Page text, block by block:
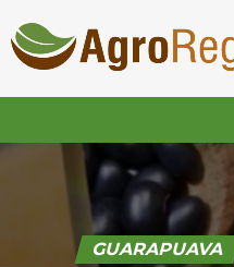
GUARAPUAVA